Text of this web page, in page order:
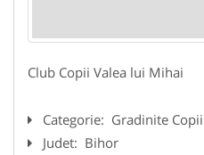
Club Copii Valea lui Mihai
Categorie: Gradinite Copii
Judet: Bihor